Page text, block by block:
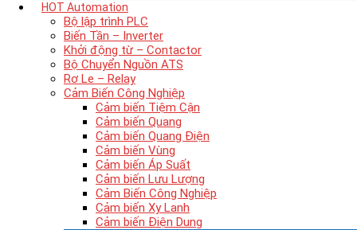
HOT Automation
Bộ lập trình PLC
Biến Tần – Inverter
Khởi động từ – Contactor
Bộ Chuyển Nguồn ATS
Rơ Le – Relay
Cảm Biến Công Nghiệp
Cảm biến Tiệm Cận
Cảm biến Quang
Cảm biến Quang Điện
Cảm biến Vùng
Cảm biến Áp Suất
Cảm biến Lưu Lượng
Cảm Biến Công Nghiệp
Cảm biến Xy Lanh
Cảm biến Điện Dung